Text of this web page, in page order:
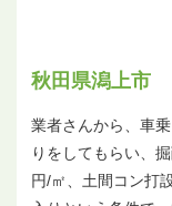
秋田県潟上市
業者さんから、車
りをしてもらい、
円/㎡、土間コン打